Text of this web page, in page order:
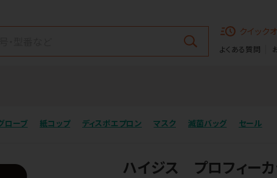
クイック
よくある質問
ローブ 紙コップ ディスポエプロン マスク 滅菌バッグ セール
ハイジス プロフィー